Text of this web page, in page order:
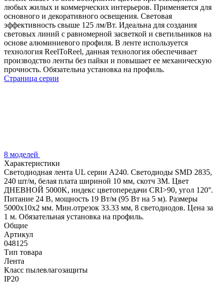
любых жилых и коммерческих интерьеров. Применяется для
основного и декоративного освещения. Световая
эффективность свыше 125 лм/Вт. Идеальна для создания
световых линий с равномерной засветкой и светильников на
основе алюминиевого профиля. В ленте используется
технология ReelToReel, данная технология обеспечивает
производство ленты без пайки и повышает ее механическую
прочность. Обязательна установка на профиль.
Страница серии
8 моделей
Характеристики
Светодиодная лента UL серии A240. Светодиоды SMD 2835,
240 шт/м, белая плата шириной 10 мм, скотч 3M. Цвет
ДНЕВНОЙ 5000K, индекс цветопередачи CRI>90, угол 120°.
Питание 24 В, мощность 19 Вт/м (95 Вт на 5 м). Размеры
5000x10x2 мм. Мин.отрезок 33.33 мм, 8 светодиодов. Цена за
1 м. Обязательная установка на профиль.
Общие
Артикул
048125
Тип товара
Лента
Класс пылевлагозащиты
IP20